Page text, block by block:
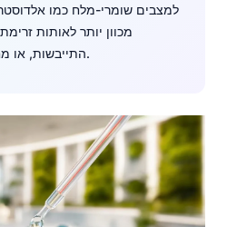
למצבים שומרי-מלח כמו
מכוון יותר לאותות
התייבשות, או מחלה וסקולרית-כלייתית.